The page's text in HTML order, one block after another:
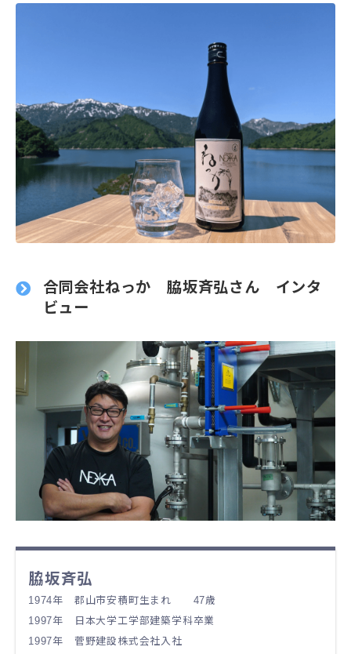
合同会社ねっか 脇坂斉弘さん インタ
ビュー
脇坂斉弘
1974年 郡山市安積町生まれ 47歳
1997年 日本大学工学部建築学科卒業
1997年 菅野建設株式会社入社